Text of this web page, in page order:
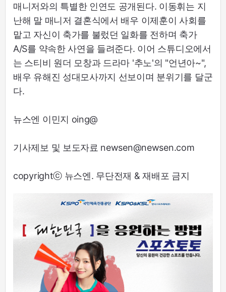
매니저와의 특별한 인연도 공개된다. 이동휘는 지
난해 말 매니저 결혼식에서 배우 이제훈이 사회를
맡고 자신이 축가를 불렀던 일화를 전하며 축가
A/S를 약속한 사연을 들려준다. 이어 스튜디오에서
는 스티비 원더 모창과 드라마 '추노'의 "언년아~",
배우 유해진 성대모사까지 선보이며 분위기를 달군
다.
뉴스엔 이민지 oing@
기사제보 및 보도자료 newsen@newsen.com
copyrightⓒ 뉴스엔. 무단전재 & 재배포 금지